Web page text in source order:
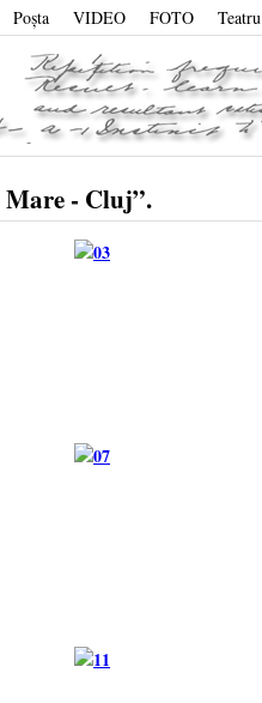
Poşta VIDEO FOTO Teatru
- Cluj”.